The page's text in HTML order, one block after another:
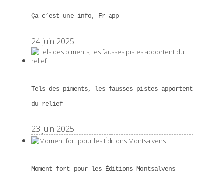
Ça c’est une info, Fr-app
24 juin 2025
Tels des piments, les fausses pistes apportent
du relief
23 juin 2025
Moment fort pour les Éditions Montsalvens